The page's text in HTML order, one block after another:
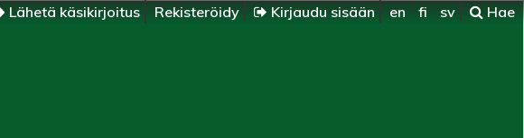
Lähetä käsikirjoitus Rekisteröidy Kirjaudu sisään en fi sv Hae